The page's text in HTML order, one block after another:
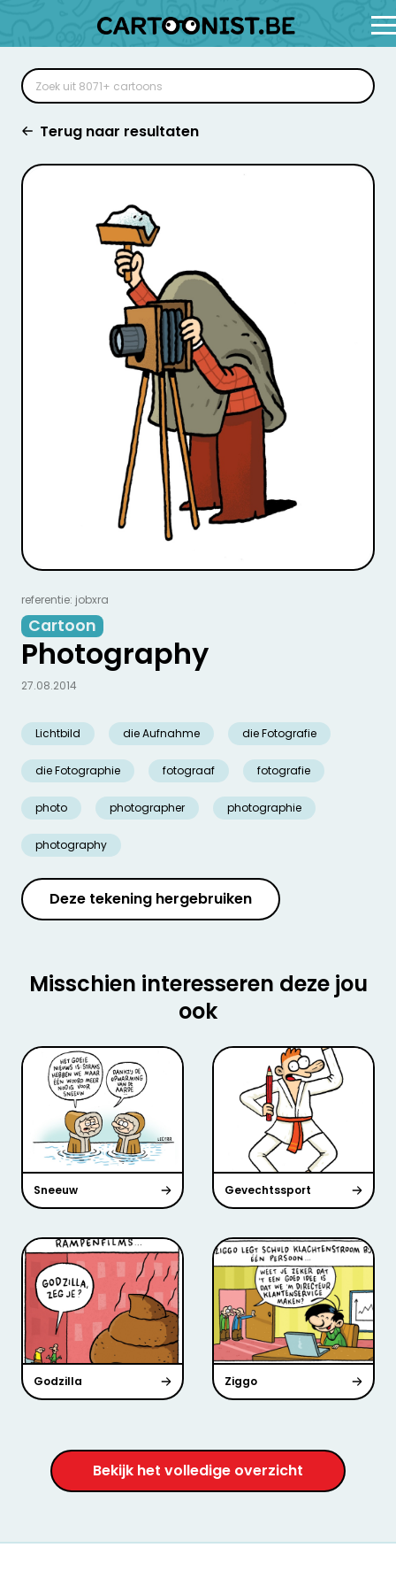
Terug naar resultaten
referentie: jobxra
Cartoon
Photography
Lichtbild die Aufnahme die Fotografie
die Fotographie fotograaf fotografie
photo photographer photographie
photography
27.08.2014
Deze tekening hergebruiken
Misschien interesseren deze jou
ook
Sneeuw Gevechtssport
Godzilla Ziggo
Bekijk het volledige overzicht